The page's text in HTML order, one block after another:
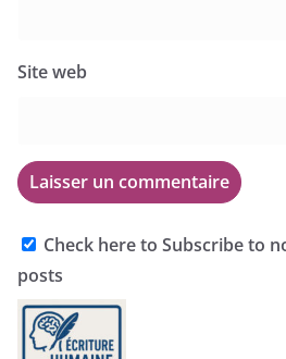
Site web
Check here to Subscribe to
posts